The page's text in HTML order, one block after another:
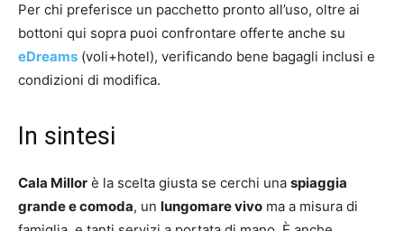
Per chi preferisce un pacchetto pronto all’uso, oltre ai
bottoni qui sopra puoi confrontare offerte anche su
eDreams (voli+hotel), verificando bene bagagli inclusi e
condizioni di modifica.
In sintesi
Cala Millor è la scelta giusta se cerchi una spiaggia
grande e comoda, un lungomare vivo ma a misura di